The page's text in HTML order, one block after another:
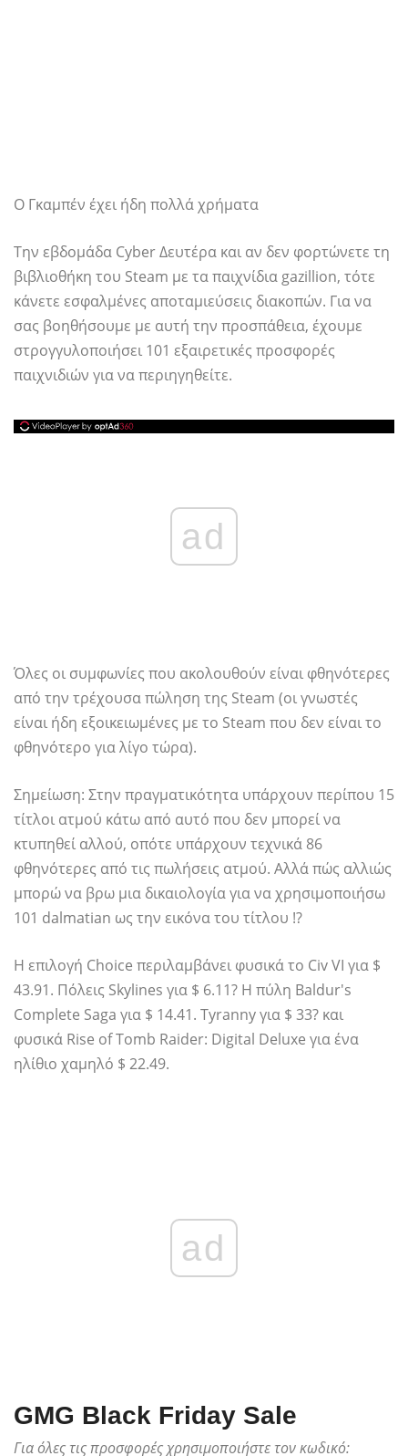
Ο Γκαμπέν έχει ήδη πολλά χρήματα
Την εβδομάδα Cyber ​​Δευτέρα και αν δεν φορτώνετε τη
βιβλιοθήκη του Steam με τα παιχνίδια gazillion, τότε
κάνετε εσφαλμένες αποταμιεύσεις διακοπών. Για να
σας βοηθήσουμε με αυτή την προσπάθεια, έχουμε
στρογγυλοποιήσει 101 εξαιρετικές προσφορές
παιχνιδιών για να περιηγηθείτε.
ad
Όλες οι συμφωνίες που ακολουθούν είναι φθηνότερες
από την τρέχουσα πώληση της Steam (οι γνωστές
είναι ήδη εξοικειωμένες με το Steam που δεν είναι το
φθηνότερο για λίγο τώρα).
Σημείωση: Στην πραγματικότητα υπάρχουν περίπου 15
τίτλοι ατμού κάτω από αυτό που δεν μπορεί να
κτυπηθεί αλλού, οπότε υπάρχουν τεχνικά 86
φθηνότερες από τις πωλήσεις ατμού. Αλλά πώς αλλιώς
μπορώ να βρω μια δικαιολογία για να χρησιμοποιήσω
101 dalmatian ως την εικόνα του τίτλου !?
Η επιλογή Choice περιλαμβάνει φυσικά το Civ VI για $
43.91. Πόλεις Skylines για $ 6.11? Η πύλη Baldur's
Complete Saga για $ 14.41. Tyranny για $ 33? και
φυσικά Rise of Tomb Raider: Digital Deluxe για ένα
ηλίθιο χαμηλό $ 22.49.
ad
GMG Black Friday Sale
Για όλες τις προσφορές χρησιμοποιήστε τον κωδικό: